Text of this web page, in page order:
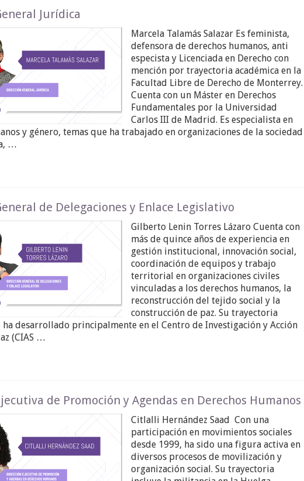
Jurídica
Marcela Talamás Salazar Es feminista,
defensora de derechos humanos, anti
especista y Licenciada en Derecho con
mención por trayectoria académica en la
Facultad Libre de Derecho de Monterrey.
Cuenta con un Máster en Derechos
Fundamentales por la Universidad
Carlos III de Madrid. Es especialista en
y género, temas que ha trabajado en organizaciones de la sociedad
…
de Delegaciones y Enlace Legislativo
Gilberto Lenin Torres Lázaro Cuenta con
más de quince años de experiencia en
gestión institucional, innovación social,
coordinación de equipos y trabajo
territorial en organizaciones civiles
vinculadas a los derechos humanos, la
reconstrucción del tejido social y la
construcción de paz. Su trayectoria
ha desarrollado principalmente en el Centro de Investigación y Acción
(CIAS …
de Promoción y Agendas en Derechos Humanos
Citlalli Hernández Saad Con una
participación en movimientos sociales
desde 1999, ha sido una figura activa en
diversos procesos de movilización y
organización social. Su trayectoria